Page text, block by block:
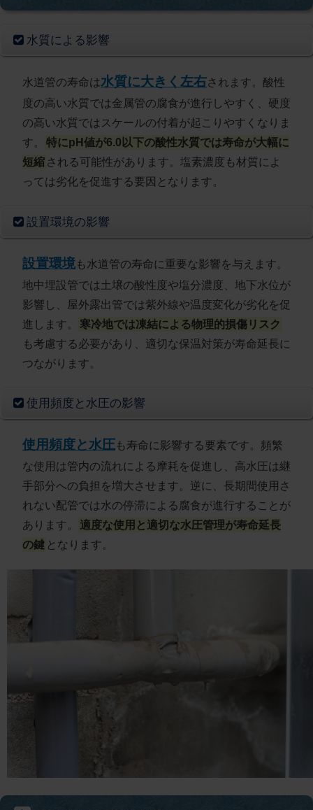
水質による影響
水道管の寿命は水質に大きく左右されます。酸性
度の高い水質では金属管の腐食が進行しやすく、硬度
の高い水質ではスケールの付着が起こりやすくなりま
す。
特にpH値が6.0以下の酸性水質では寿命が大幅に
短縮 される可能性があります。塩素濃度も材質によ
っては劣化を促進する要因となります。
設置環境の影響
設置環境も水道管の寿命に重要な影響を与えます。
地中埋設管では土壌の酸性度や塩分濃度、地下水位が
影響し、屋外露出管では紫外線や温度変化が劣化を促
進します。
寒冷地では凍結による物理的損傷リスク
も考慮する必要があり、適切な保温対策が寿命延長に
つながります。
使用頻度と水圧の影響
使用頻度と水圧も寿命に影響する要素です。頻繁
な使用は管内の流れによる摩耗を促進し、高水圧は継
手部分への負担を増大させます。逆に、長期間使用さ
れない配管では水の停滞による腐食が進行することが
あります。
適度な使用と適切な水圧管理が寿命延長
の鍵 となります。